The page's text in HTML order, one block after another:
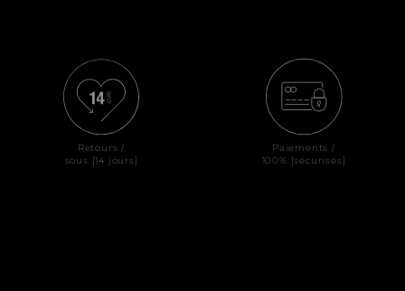
Retours /
sous [14 jours]
Paiements /
100% [sécurisés]